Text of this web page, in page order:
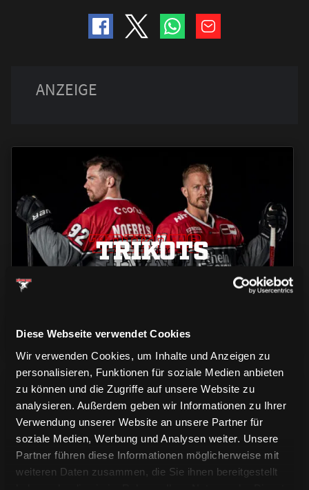
Diese Webseite verwendet Cookies
Wir verwenden Cookies, um Inhalte und Anzeigen zu
personalisieren, Funktionen für soziale Medien anbieten
zu können und die Zugriffe auf unsere Website zu
analysieren. Außerdem geben wir Informationen zu Ihrer
Verwendung unserer Website an unsere Partner für
soziale Medien, Werbung und Analysen weiter. Unsere
Partner führen diese Informationen möglicherweise mit
weiteren Daten zusammen, die Sie ihnen bereitgestellt
TRIKOTS
TRIKOTS
TRIKOTS
CAPS & CO
CAPS & CO
CAPS & CO